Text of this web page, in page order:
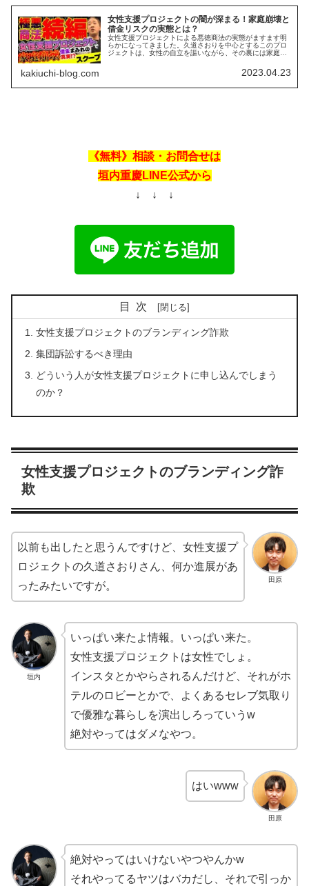
女性支援プロジェクトの闇が深まる！家庭崩壊と
借金リスクの実態とは？
女性支援プロジェクトによる悪徳商法の実態がますます明
らかになってきました。久道さおりを中心とするこのプロ
ジェクトは、女性の自立を謳いながら、その裏には家庭崩
kakiuchi-blog.com 2023.04.23
《無料》相談・お問合せは
垣内重慶LINE公式から
↓ ↓ ↓
目次
女性支援プロジェクトのブランディング詐欺
集団訴訟するべき理由
どういう人が女性支援プロジェクトに申し込んでしまう
のか？
女性支援プロジェクトのブランディング詐
欺
田原
以前も出したと思うんですけど、女性支援プ
ロジェクトの久道さおりさん、何か進展があ
ったみたいですが。
垣内
いっぱい来たよ情報。いっぱい来た。
女性支援プロジェクトは女性でしょ。
インスタとかやらされるんだけど、それがホ
テルのロビーとかで、よくあるセレブ気取り
で優雅な暮らしを演出しろっていうw
絶対やってはダメなやつ。
田原
はいwww
絶対やってはいけないやつやんかw
それやってるヤツはバカだし、それで引っか